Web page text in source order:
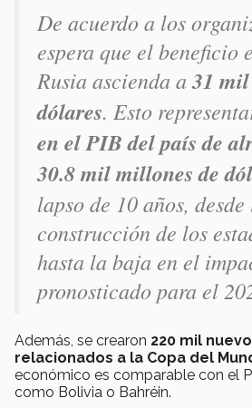
De acuerdo a los
espera que el beneficio
Rusia ascienda a31
dólares. Esto
en el PIB del país de
30.8 mil millones de
lapso de 10 años,
construcción de los
hasta la baja en el
pronosticado para el
Además, se crearon 220 mil
relacionados a la Copa del
económico es comparable con el
como Bolivia o Bahréin.